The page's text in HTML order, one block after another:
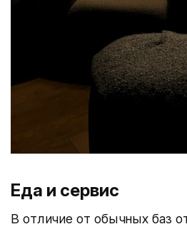
Еда и сервис
В отличие от обычных баз